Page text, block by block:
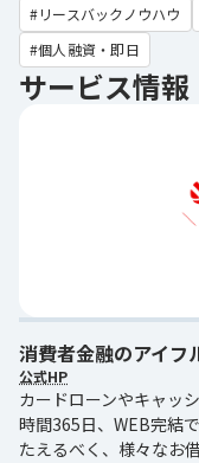
リースバックノウハウ
個人融資・即日
サービス情報
消費者金融のアイフ
公式HP
カードローンやキャッ
時間365日、WEB完結
たえるべく、様々なお